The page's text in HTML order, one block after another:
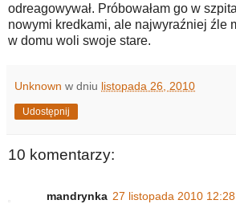
odreagowywał. Próbowałam go w
nowymi kredkami, ale najwyraźniej źle
w domu woli swoje stare.
Unknown w dniu listopada 26, 2010
Udostępnij
10 komentarzy:
mandrynka 27 listopada 2010 12:28